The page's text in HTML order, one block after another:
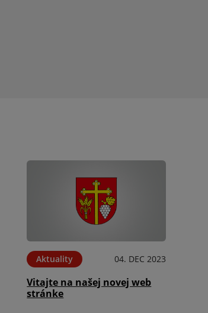
Aktuality 04. DEC 2023
Vitajte na našej novej web
stránke